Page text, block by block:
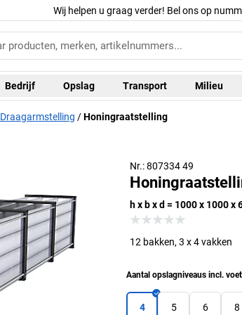
Wij helpen u graag verder! Bel ons op
Bedrijf Opslag Transport Milieu
Draagarmstelling Honingraatstelling
Nr.: 807334 49
h x b x d = 1000 x 1000 x
12 bakken, 3 x 4 vakken
Aantal opslagniveaus incl. voet
4 5 6 8